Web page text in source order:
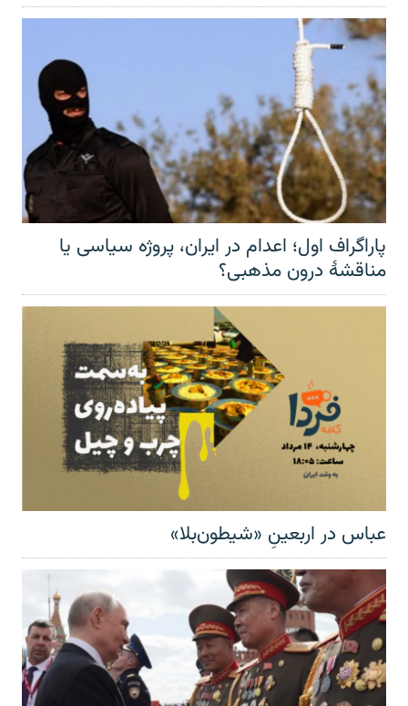
پاراگراف اول؛ اعدام در ایران، پروژه سیاسی یا
مناقشهٔ درون مذهبی؟
عباس در اربعینِ «شیطون‌بلا»